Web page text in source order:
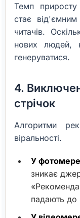
Темп
стає від'ємним
читачів.
нових людей,
генеруватися.
4.
стрічок
Алгоритми
віральності.
У
зникає
падають до